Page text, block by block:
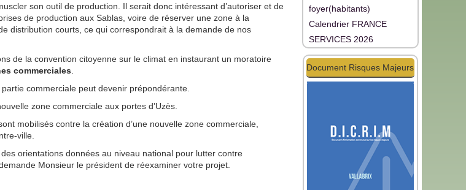
son outil de production. Il serait donc intéressant d’autoriser et de
de production aux Sablas, voire de réserver une zone à la
distribution courts, ce qui correspondrait à la demande de nos
de la convention citoyenne sur le climat en instaurant un moratoire
commerciales
commerciale peut devenir prépondérante.
zone commerciale aux portes d’Uzès.
mobilisés contre la création d’une nouvelle zone commerciale,
ville.
orientations données au niveau national pour lutter contre
Monsieur le président de réexaminer votre projet.
foyer(habitants)
Calendrier FRANCE
SERVICES 2026
Document Risques Majeurs